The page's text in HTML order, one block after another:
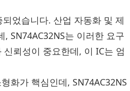
었습니다. 산업 자동화 및 제
SN74AC32NS는 이러한 요구
뢰성이 중요한데, 이 IC는 엄
화가 핵심인데, SN74AC32NS